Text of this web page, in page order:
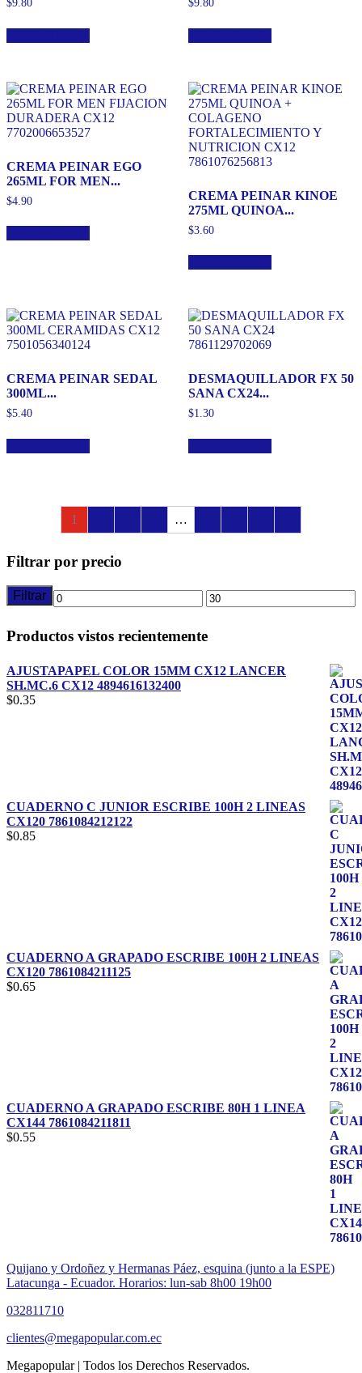
$9.80 $9.80
CREMA PEINAR EGO
265ML FOR MEN...
$4.90
CREMA PEINAR KINOE
275ML QUINOA...
$3.60
CREMA PEINAR SEDAL
300ML...
$5.40
DESMAQUILLADOR FX 50
SANA CX24...
$1.30
1 …
Filtrar por precio
Precio Precio
Filtrar
Productos vistos recientemente
AJUSTAPAPEL COLOR 15MM CX12 LANCER
SH.MC.6 CX12 4894616132400
$0.35
CUADERNO C JUNIOR ESCRIBE 100H 2 LINEAS
CX120 7861084212122
$0.85
CUADERNO A GRAPADO ESCRIBE 100H 2 LINEAS
CX120 7861084211125
$0.65
CUADERNO A GRAPADO ESCRIBE 80H 1 LINEA
CX144 7861084211811
$0.55
Quijano y Ordoñez y Hermanas Páez, esquina (junto a la ESPE)
Latacunga - Ecuador. Horarios: lun-sab 8h00 19h00
032811710
clientes@megapopular.com.ec
Megapopular | Todos los Derechos Reservados.